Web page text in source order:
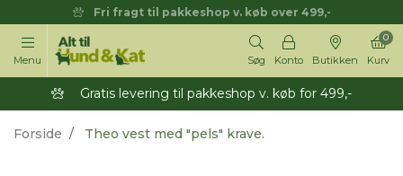
Fri fragt til pakkeshop v. køb over 499,-
Menu Søg Konto Butikken Kurv
0
Gratis levering til pakkeshop v. køb for 499,-
Forside Theo vest med "pels" krave.